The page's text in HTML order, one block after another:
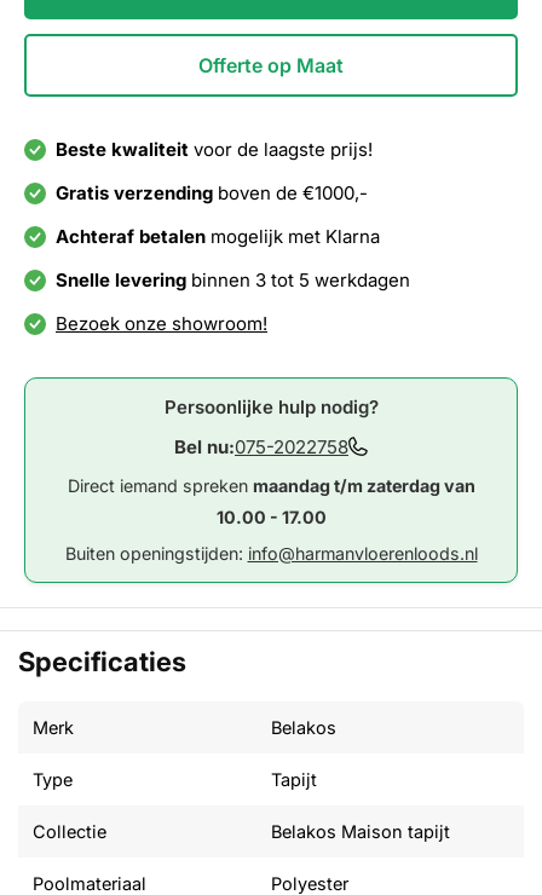
Offerte op Maat
Beste kwaliteit voor de laagste prijs!
Gratis verzending boven de €1000,-
Achteraf betalen mogelijk met Klarna
Snelle levering binnen 3 tot 5 werkdagen
Bezoek onze showroom!
Persoonlijke hulp nodig?
Bel nu:075-2022758
Direct iemand spreken maandag t/m zaterdag van
10.00 - 17.00
Buiten openingstijden: info@harmanvloerenloods.nl
Specificaties
Merk Belakos
Type Tapijt
Collectie Belakos Maison tapijt
Poolmateriaal Polyester